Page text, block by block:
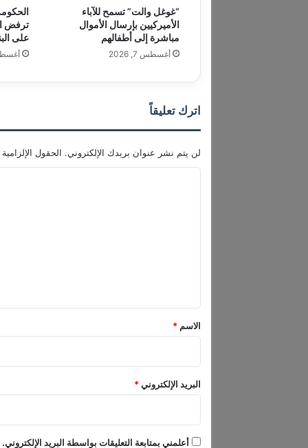
“غوغل والت” تسمح للآباء
الأميركيين بإرسال الأموال
مباشرة إلى أطفالهم
أغسطس 7, 2026
ترفض
على
أغسطس
اترك تعليقاً
لن يتم نشر عنوان بريدك الإلكتروني. الحقول
*
الاسم*
البريد الإلكتروني*
أعلمني بمتابعة التعليقات بواسطة البريد الإلكتروني.